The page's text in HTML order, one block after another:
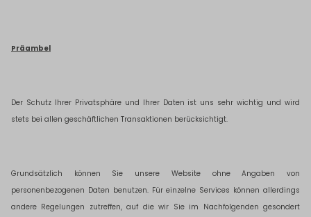
Präambel
Der Schutz Ihrer Privatsphäre und Ihrer Daten ist uns sehr wichtig und wird
stets bei allen geschäftlichen Transaktionen berücksichtigt.
Grundsätzlich können Sie unsere Website ohne Angaben von
personenbezogenen Daten benutzen. Für einzelne Services können allerdings
andere Regelungen zutreffen, auf die wir Sie im Nachfolgenden gesondert